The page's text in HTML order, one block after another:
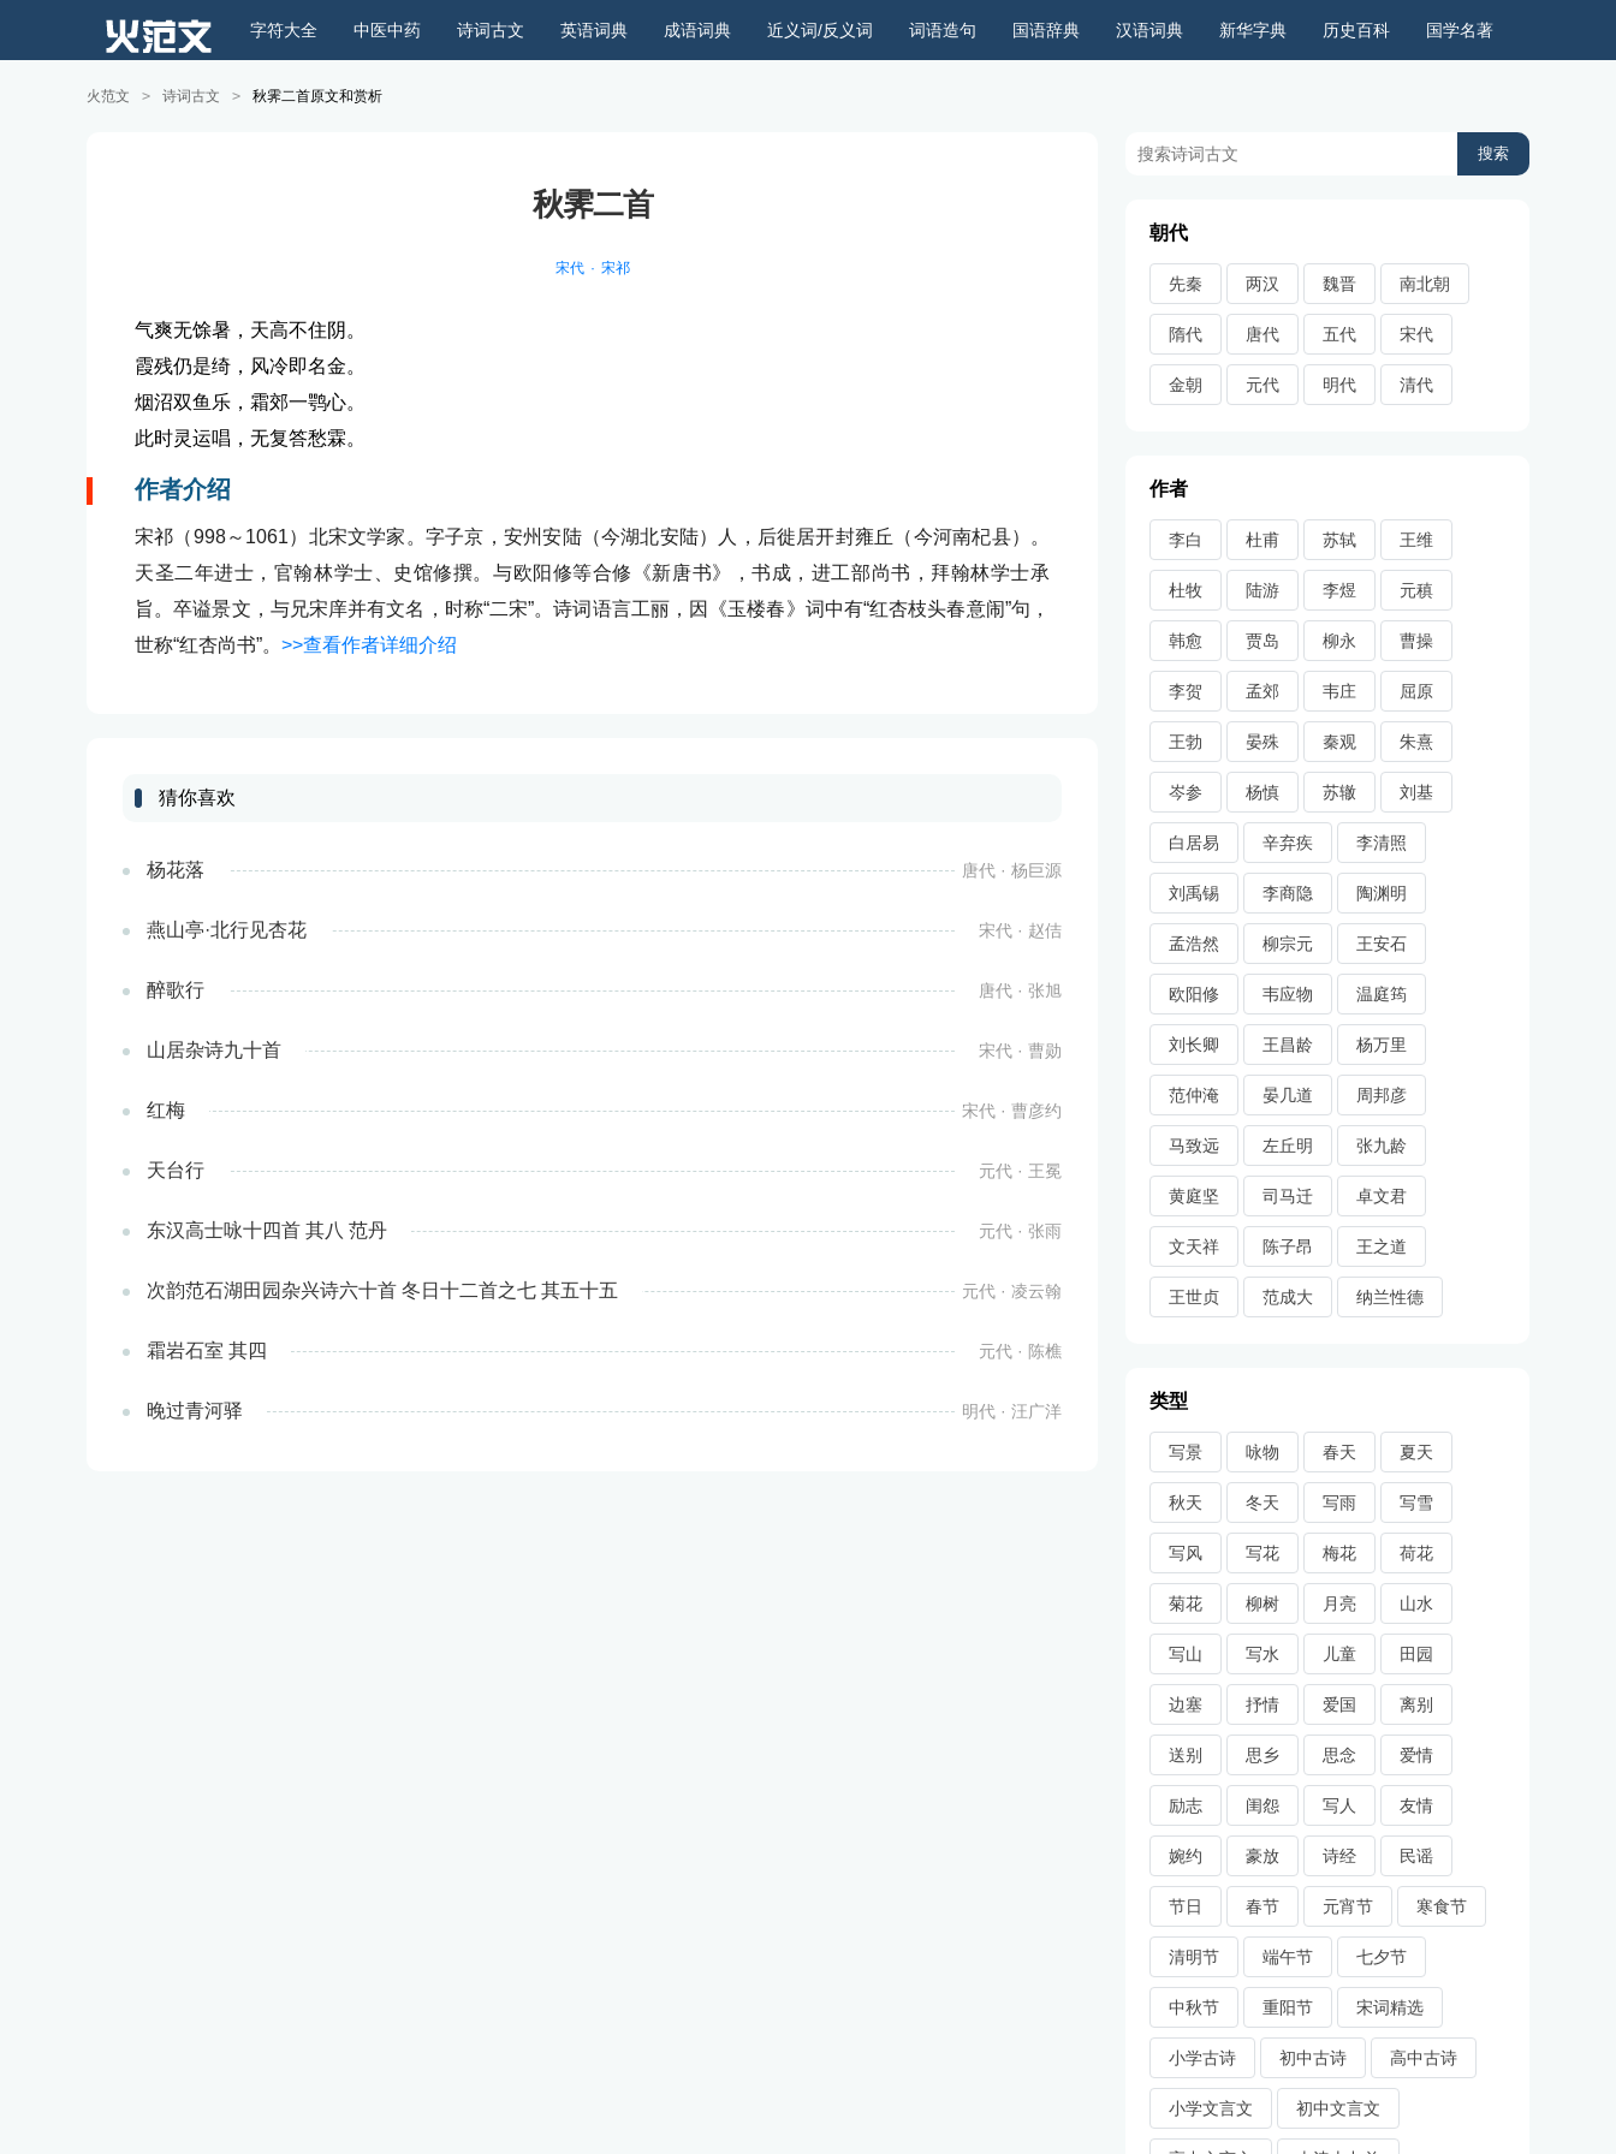
国学名著
历史百科
新华字典
汉语词典
国语辞典
词语造句
近义词/反义词
成语词典
英语词典
诗词古文
中医中药
字符大全
火范文 > 诗词古文 > 秋霁二首原文和赏析
秋霁二首
宋代 宋祁
气爽无馀暑，天高不住阴。
霞残仍是绮，风冷即名金。
烟沼双鱼乐，霜郊一鹗心。
此时灵运唱，无复答愁霖。
作者介绍
宋祁（998～1061）北宋文学家。字子京，安州安陆（今湖北安陆）人，后徙居开封雍丘（今河南杞县）。
天圣二年进士，官翰林学士、史馆修撰。与欧阳修等合修《新唐书》，书成，进工部尚书，拜翰林学士承
旨。卒谥景文，与兄宋庠并有文名，时称“二宋”。诗词语言工丽，因《玉楼春》词中有“红杏枝头春意闹”句，
世称“红杏尚书”。 >>查看作者详细介绍
猜你喜欢
杨花落 唐代 · 杨巨源
燕山亭·北行见杏花 宋代 · 赵佶
醉歌行 唐代 · 张旭
山居杂诗九十首 宋代 · 曹勋
红梅 宋代 · 曹彦约
天台行 元代 · 王冕
东汉高士咏十四首 其八 范丹 元代 · 张雨
次韵范石湖田园杂兴诗六十首 冬日十二首之七 其五十五 元代 · 凌云翰
霜岩石室 其四 元代 · 陈樵
晚过青河驿 明代 · 汪广洋
朝代
先秦 两汉 魏晋 南北朝
隋代 唐代 五代 宋代
金朝 元代 明代 清代
作者
李白 杜甫 苏轼 王维
杜牧 陆游 李煜 元稹
韩愈 贾岛 柳永 曹操
李贺 孟郊 韦庄 屈原
王勃 晏殊 秦观 朱熹
岑参 杨慎 苏辙 刘基
白居易 辛弃疾 李清照
刘禹锡 李商隐 陶渊明
孟浩然 柳宗元 王安石
欧阳修 韦应物 温庭筠
刘长卿 王昌龄 杨万里
范仲淹 晏几道 周邦彦
马致远 左丘明 张九龄
黄庭坚 司马迁 卓文君
文天祥 陈子昂 王之道
王世贞 范成大 纳兰性德
类型
写景 咏物 春天 夏天
秋天 冬天 写雨 写雪
写风 写花 梅花 荷花
菊花 柳树 月亮 山水
写山 写水 儿童 田园
边塞 抒情 爱国 离别
送别 思乡 思念 爱情
励志 闺怨 写人 友情
婉约 豪放 诗经 民谣
节日 春节 元宵节 寒食节
清明节 端午节 七夕节
中秋节 重阳节 宋词精选
小学古诗 初中古诗 高中古诗
小学文言文 初中文言文